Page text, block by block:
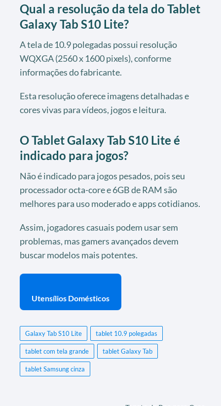
Qual a resolução da tela do Tablet
Galaxy Tab S10 Lite?
A tela de 10.9 polegadas possui resolução
WQXGA (2560 x 1600 pixels), conforme
informações do fabricante.
Esta resolução oferece imagens detalhadas e
cores vivas para vídeos, jogos e leitura.
O Tablet Galaxy Tab S10 Lite é
indicado para jogos?
Não é indicado para jogos pesados, pois seu
processador octa-core e 6GB de RAM são
melhores para uso moderado e apps cotidianos.
Assim, jogadores casuais podem usar sem
problemas, mas gamers avançados devem
buscar modelos mais potentes.
Utensílios Domésticos
Galaxy Tab S10 Lite tablet 10.9 polegadas
tablet com tela grande tablet Galaxy Tab
tablet Samsung cinza